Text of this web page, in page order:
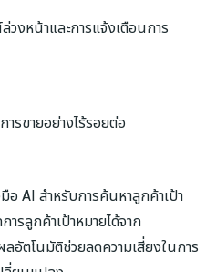
วงหน้าและการแจ้งเตือนการ
รขายอย่างไร้รอยต่อ
AI สำหรับการค้นหาลูกค้าเป้า
ารลูกค้าเป้าหมายได้จาก
อัตโนมัติช่วยลดความเสี่ยงในการ